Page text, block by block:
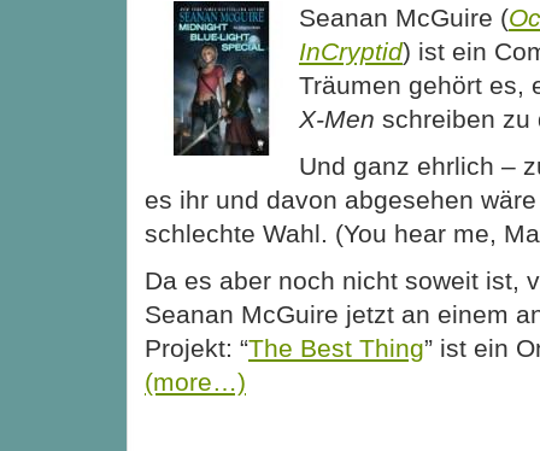
Seanan McGuire (
InCryptid) ist ein
Träumen gehört es,
X-Men schreiben zu
Und ganz ehrlich –
es ihr und davon abgesehen
schlechte Wahl. (You hear me,
Da es aber noch nicht soweit ist,
Seanan McGuire jetzt an einem
Projekt: “The Best Thing” ist ein
(more…)